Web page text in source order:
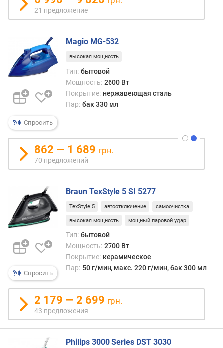
и
н
)
о
б
ъ
м
р
з
в
а
а
д
л
я
в
о
ы
(
м
л
)
21 предложение
Спросить
Magio MG-532
высокая мощность
Тип: бытовой
Мощность: 2600 Вт
Покрытие: нержавеющая сталь
Пар: бак 330 мл
862 — 1 689 грн.
70 предложений
Спросить
Braun TexStyle 5 SI 5277
TexStyle 5 автоотключение самоочистка
высокая мощность мощный паровой удар
Тип: бытовой
Мощность: 2700 Вт
Покрытие: керамическое
Пар: 50 г/мин, макс. 220 г/мин, бак 300 мл
2 179 — 2 699 грн.
43 предложения
Philips 3000 Series DST 3030